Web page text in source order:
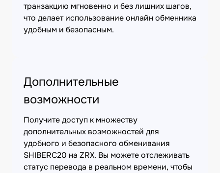
транзакцию мгновенно и без лишних шагов,
что делает использование онлайн обменника
удобным и безопасным.
Дополнительные
возможности
Получите доступ к множеству
дополнительных возможностей для
удобного и безопасного обменивания
SHIBERC20 на ZRX. Вы можете отслеживать
статус перевода в реальном времени, чтобы